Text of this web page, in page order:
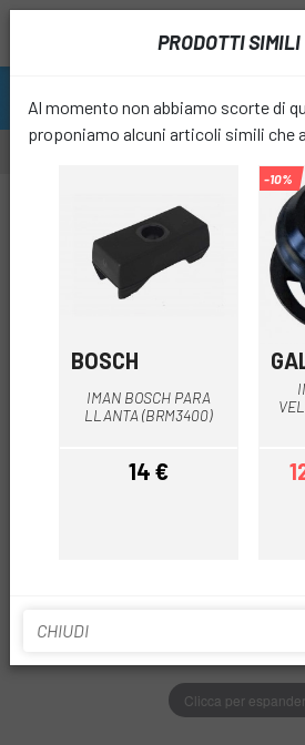
Clicca per
PRODOTTI SIMILI
Al momento non abbiamo scorte di
proponiamo alcuni articoli simili che
BOSCH
IMAN BOSCH PARA
LLANTA (BRM3400)
Prezzo
14 €
-10%
CHIUDI